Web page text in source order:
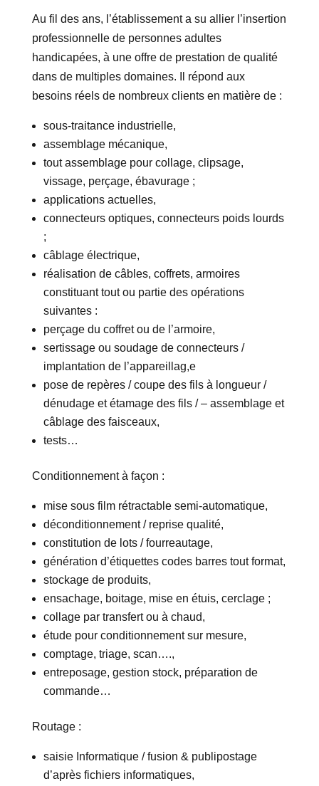
Au fil des ans, l’établissement a su allier l’insertion
professionnelle de personnes adultes
handicapées, à une offre de prestation de qualité
dans de multiples domaines. Il répond aux
besoins réels de nombreux clients en matière de :
sous-traitance industrielle,
assemblage mécanique,
tout assemblage pour collage, clipsage,
vissage, perçage, ébavurage ;
applications actuelles,
connecteurs optiques, connecteurs poids lourds
;
câblage électrique,
réalisation de câbles, coffrets, armoires
constituant tout ou partie des opérations
suivantes :
perçage du coffret ou de l’armoire,
sertissage ou soudage de connecteurs /
implantation de l’appareillag,e
pose de repères / coupe des fils à longueur /
dénudage et étamage des fils / – assemblage et
câblage des faisceaux,
tests…
Conditionnement à façon :
mise sous film rétractable semi-automatique,
déconditionnement / reprise qualité,
constitution de lots / fourreautage,
génération d’étiquettes codes barres tout format,
stockage de produits,
ensachage, boitage, mise en étuis, cerclage ;
collage par transfert ou à chaud,
étude pour conditionnement sur mesure,
comptage, triage, scan….,
entreposage, gestion stock, préparation de
commande…
Routage :
saisie Informatique / fusion & publipostage
d’après fichiers informatiques,